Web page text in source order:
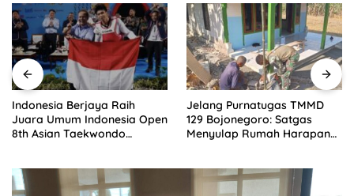
Indonesia Berjaya Raih
Juara Umum Indonesia Open
8th Asian Taekwondo
Jelang Purnatugas TMMD
129 Bojonegoro: Satgas
Menyulap Rumah Harapan